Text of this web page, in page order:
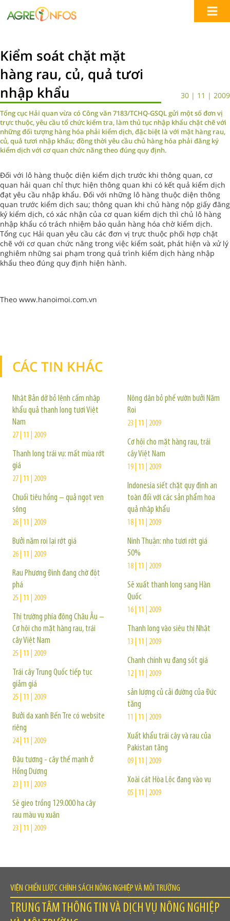
Kiểm soát chặt mặt
hàng rau, củ, quả tươi
nhập khẩu
30 | 11 | 2009
Tổng cục Hải quan vừa có Công văn 7183/TCHQ-GSQL gửi một số đơn vị
trực thuộc, yêu cầu tổ chức kiểm tra, làm thủ tục nhập khẩu chặt chẽ với
những đối tượng hàng hóa phải kiểm dịch, đặc biệt là với mặt hàng rau,
củ, quả tươi nhập khẩu; đồng thời yêu cầu chủ hàng hóa phải đăng ký
kiểm dịch với cơ quan chức năng theo đúng quy định.
Đối với lô hàng thuộc diện kiểm dịch trước khi thông quan, cơ
quan hải quan chỉ thực hiện thông quan khi có kết quả kiểm dịch
đạt yêu cầu nhập khẩu. Đối với những lô hàng thuộc diện thông
quan trước kiểm dịch sau; thông quan khi chủ hàng nộp giấy đăng
ký kiểm dịch, có xác nhận của cơ quan kiểm dịch thì chủ lô hàng
nhập khẩu có trách nhiệm bảo quản hàng hóa chờ kiểm dịch.
Tổng cục Hải quan yêu cầu các đơn vị trực thuộc phối hợp chặt
chẽ với cơ quan chức năng trong việc kiểm soát, phát hiện và xử lý
nghiêm những sai phạm trong quá trình kiểm dịch hàng nhập
khẩu theo đúng quy định hiện hành.
Theo www.hanoimoi.com.vn
CÁC TIN KHÁC
Nhật Bản dỡ bỏ lệnh cấm nhập
khẩu quả thanh long tươi Việt
Nam
27 | 11 | 2009
Thanh long trái vụ: mất mùa rớt
giá
27 | 11 | 2009
Chuối tiêu hồng – quả ngọt ven
sông
26 | 11 | 2009
Bưởi năm roi lại rớt giá
26 | 11 | 2009
Rau Phương Đình đang chờ đột
phá
25 | 11 | 2009
Thị trường phía đông Châu Âu –
Cơ hội cho mặt hàng rau, trái
cây Việt Nam
25 | 11 | 2009
Trái cây Trung Quốc tiếp tục
giảm giá
25 | 11 | 2009
Bưởi da xanh Bến Tre có website
riêng
24 | 11 | 2009
Đậu tương - cây thế mạnh ở
Hồng Dương
23 | 11 | 2009
Sẽ gieo trồng 129.000 ha cây
rau màu vụ xuân
23 | 11 | 2009
Nông dân bỏ phế vườn bưởi Năm
Roi
23 | 11 | 2009
Cơ hội cho mặt hàng rau, trái
cây Việt Nam
19 | 11 | 2009
Indonesia siết chặt quy định an
toàn đối với các sản phẩm hoa
quả nhập khẩu
18 | 11 | 2009
Ninh Thuận: nho tươi rớt giá
50%
18 | 11 | 2009
Sẽ xuất thanh long sang Hàn
Quốc
16 | 11 | 2009
Thanh long vào siêu thị Nhật
13 | 11 | 2009
Chanh chính vụ đang sốt giá
12 | 11 | 2009
sản lượng củ cải đường của Đức
tăng
11 | 11 | 2009
Xuất khẩu trái cây và rau của
Pakistan tăng
09 | 11 | 2009
Xoài cát Hòa Lộc đang vào vụ
05 | 11 | 2009
VIỆN CHIẾN LƯỢC CHÍNH SÁCH NÔNG NGHIỆP VÀ MÔI TRƯỜNG
TRUNG TÂM THÔNG TIN VÀ DỊCH VỤ NÔNG NGHIỆP